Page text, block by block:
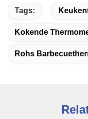
Tags:
Kokende
Rohs